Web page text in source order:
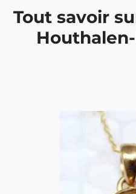
Tout savoir